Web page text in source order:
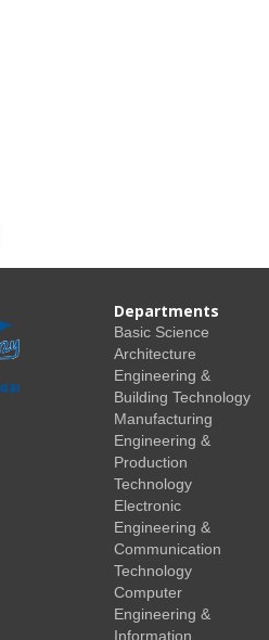
Departments
Basic Science
Architecture
Engineering &
Building Technology
Manufacturing
Engineering &
Production
Technology
Electronic
Engineering &
Communication
Technology
Computer
Engineering &
Information